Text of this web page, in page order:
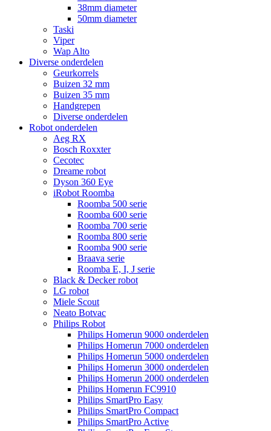
38mm diameter
50mm diameter
Taski
Viper
Wap Alto
Diverse onderdelen
Geurkorrels
Buizen 32 mm
Buizen 35 mm
Handgrepen
Diverse onderdelen
Robot onderdelen
Aeg RX
Bosch Roxxter
Cecotec
Dreame robot
Dyson 360 Eye
iRobot Roomba
Roomba 500 serie
Roomba 600 serie
Roomba 700 serie
Roomba 800 serie
Roomba 900 serie
Braava serie
Roomba E, I, J serie
Black & Decker robot
LG robot
Miele Scout
Neato Botvac
Philips Robot
Philips Homerun 9000 onderdelen
Philips Homerun 7000 onderdelen
Philips Homerun 5000 onderdelen
Philips Homerun 3000 onderdelen
Philips Homerun 2000 onderdelen
Philips Homerun FC9910
Philips SmartPro Easy
Philips SmartPro Compact
Philips SmartPro Active